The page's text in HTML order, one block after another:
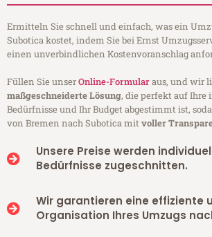
Ermitteln Sie schnell und einfach, was ein
Subotica kostet, indem Sie bei Ernst
einen unverbindlichen Kostenvoranschlag
Füllen Sie unserOnline-Formularaus, und wir
maßgeschneiderte Lösung, die perfekt auf
Bedürfnisse und Ihr Budget abgestimmt ist,
von Bremen nach Subotica mitvoller
Unsere Preise werden
Bedürfnisse zugeschnitten.
Wir garantieren eine effiziente
Organisation Ihres Umzugs